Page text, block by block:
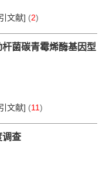
文献] (2)
菌碳青霉烯酶基因型
文献] (11)
调查